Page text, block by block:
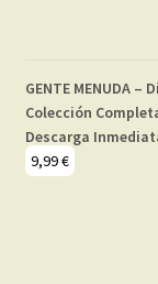
GENTE MENUDA –
Colección
Descarga
9,99€